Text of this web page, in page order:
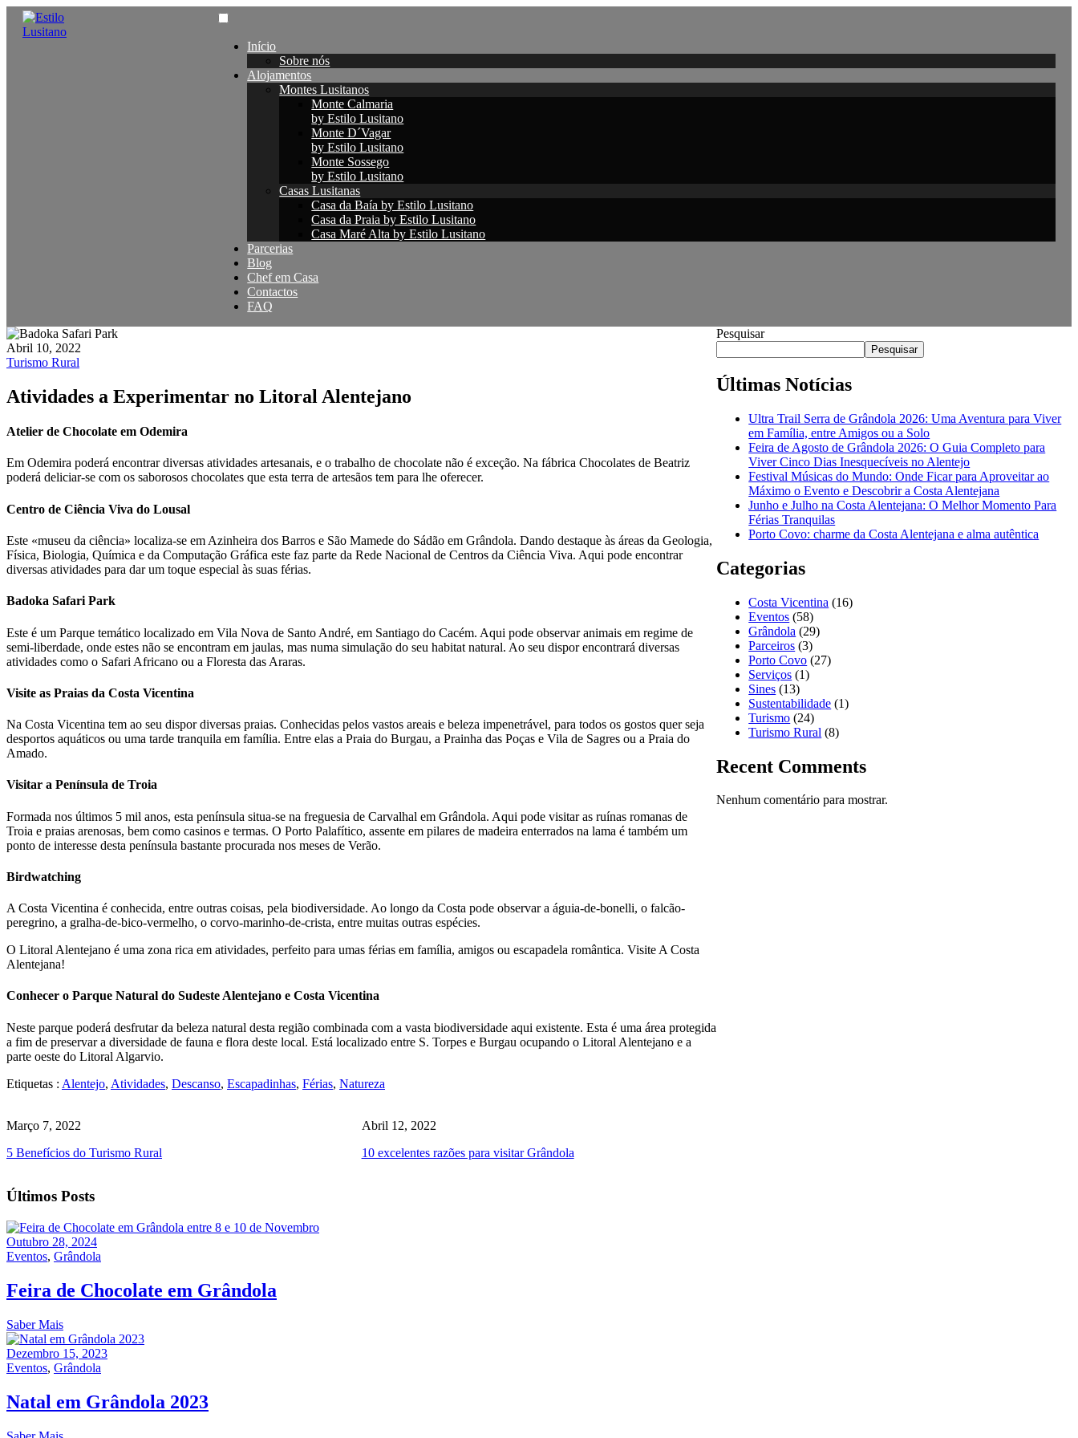
Início
Sobre nós
Alojamentos
Montes Lusitanos
Monte Calmaria
by Estilo Lusitano
Monte D´Vagar
by Estilo Lusitano
Monte Sossego
by Estilo Lusitano
Casas Lusitanas
Casa da Baía by Estilo Lusitano
Casa da Praia by Estilo Lusitano
Casa Maré Alta by Estilo Lusitano
Parcerias
Blog
Chef em Casa
Contactos
FAQ
Abril 10, 2022
Turismo Rural
Atividades a Experimentar no Litoral Alentejano
Atelier de Chocolate em Odemira
Em Odemira poderá encontrar diversas atividades artesanais, e o trabalho de chocolate não é exceção. Na fábrica Chocolates de Beatriz
poderá deliciar-se com os saborosos chocolates que esta terra de artesãos tem para lhe oferecer.
Centro de Ciência Viva do Lousal
Este «museu da ciência» localiza-se em Azinheira dos Barros e São Mamede do Sádão em Grândola. Dando destaque às áreas da Geologia,
Física, Biologia, Química e da Computação Gráfica este faz parte da Rede Nacional de Centros da Ciência Viva. Aqui pode encontrar
diversas atividades para dar um toque especial às suas férias.
Badoka Safari Park
Este é um Parque temático localizado em Vila Nova de Santo André, em Santiago do Cacém. Aqui pode observar animais em regime de
semi-liberdade, onde estes não se encontram em jaulas, mas numa simulação do seu habitat natural. Ao seu dispor encontrará diversas
atividades como o Safari Africano ou a Floresta das Araras.
Visite as Praias da Costa Vicentina
Na Costa Vicentina tem ao seu dispor diversas praias. Conhecidas pelos vastos areais e beleza impenetrável, para todos os gostos quer seja
desportos aquáticos ou uma tarde tranquila em família. Entre elas a Praia do Burgau, a Prainha das Poças e Vila de Sagres ou a Praia do
Amado.
Visitar a Península de Troia
Formada nos últimos 5 mil anos, esta península situa-se na freguesia de Carvalhal em Grândola. Aqui pode visitar as ruínas romanas de
Troia e praias arenosas, bem como casinos e termas. O Porto Palafítico, assente em pilares de madeira enterrados na lama é também um
ponto de interesse desta península bastante procurada nos meses de Verão.
Birdwatching
A Costa Vicentina é conhecida, entre outras coisas, pela biodiversidade. Ao longo da Costa pode observar a águia-de-bonelli, o falcão-
peregrino, a gralha-de-bico-vermelho, o corvo-marinho-de-crista, entre muitas outras espécies.
O Litoral Alentejano é uma zona rica em atividades, perfeito para umas férias em família, amigos ou escapadela romântica. Visite A Costa
Alentejana!
Conhecer o Parque Natural do Sudeste Alentejano e Costa Vicentina
Neste parque poderá desfrutar da beleza natural desta região combinada com a vasta biodiversidade aqui existente. Esta é uma área protegida
a fim de preservar a diversidade de fauna e flora deste local. Está localizado entre S. Torpes e Burgau ocupando o Litoral Alentejano e a
parte oeste do Litoral Algarvio.
Etiquetas : Alentejo, Atividades, Descanso, Escapadinhas, Férias, Natureza
Março 7, 2022
5 Benefícios do Turismo Rural
Abril 12, 2022
10 excelentes razões para visitar Grândola
Últimos Posts
Outubro 28, 2024
Eventos, Grândola
Feira de Chocolate em Grândola
Saber Mais
Dezembro 15, 2023
Eventos, Grândola
Natal em Grândola 2023
Pesquisar
Pesquisar
Últimas Notícias
Ultra Trail Serra de Grândola 2026: Uma Aventura para Viver
em Família, entre Amigos ou a Solo
Feira de Agosto de Grândola 2026: O Guia Completo para
Viver Cinco Dias Inesquecíveis no Alentejo
Festival Músicas do Mundo: Onde Ficar para Aproveitar ao
Máximo o Evento e Descobrir a Costa Alentejana
Junho e Julho na Costa Alentejana: O Melhor Momento Para
Férias Tranquilas
Porto Covo: charme da Costa Alentejana e alma autêntica
Categorias
Costa Vicentina (16)
Eventos (58)
Grândola (29)
Parceiros (3)
Porto Covo (27)
Serviços (1)
Sines (13)
Sustentabilidade (1)
Turismo (24)
Turismo Rural (8)
Recent Comments
Nenhum comentário para mostrar.